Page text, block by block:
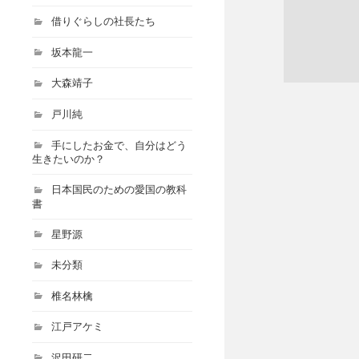
借りぐらしの社長たち
坂本龍一
大森靖子
戸川純
手にしたお金で、自分はどう
生きたいのか？
日本国民のための愛国の教科
書
星野源
未分類
椎名林檎
江戸アケミ